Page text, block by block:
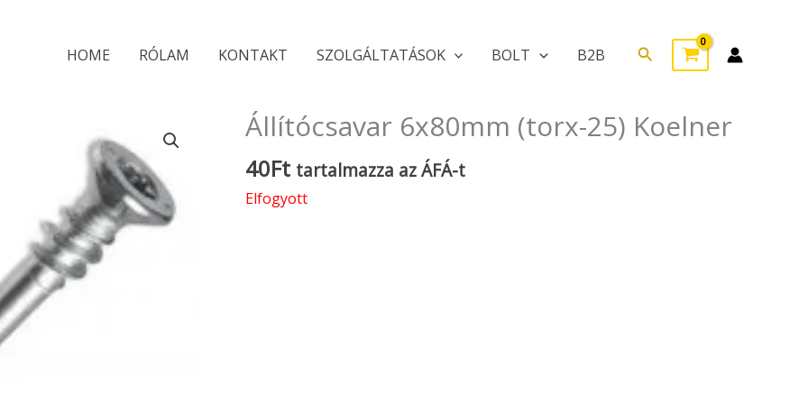
HOME RÓLAM KONTAKT SZOLGÁLTATÁSOK BOLT B2B Search
Állítócsavar 6x80mm (torx-25) Koelner
40Ft tartalmazza az ÁFÁ-t
Elfogyott